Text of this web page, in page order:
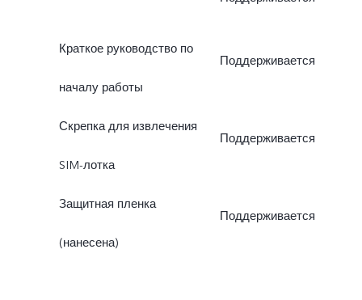
Краткое руководство по
началу работы
Поддерживается
Скрепка для извлечения
SIM-лотка
Поддерживается
Защитная пленка
(нанесена)
Поддерживается